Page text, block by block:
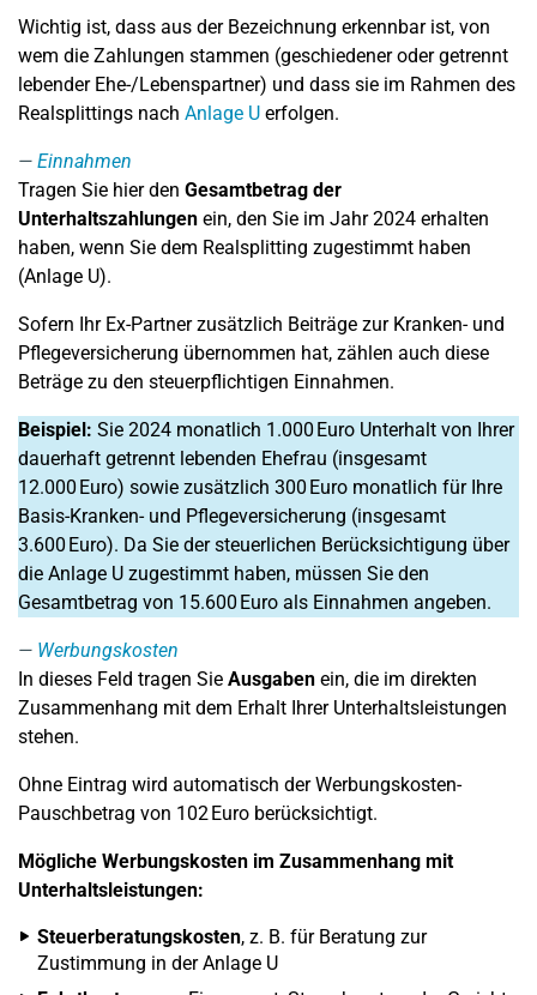
Wichtig ist, dass aus der Bezeichnung erkennbar ist, von
wem die Zahlungen stammen (geschiedener oder getrennt
lebender Ehe-/Lebenspartner) und dass sie im Rahmen des
Realsplittings nach Anlage U erfolgen.
Einnahmen
Tragen Sie hier den Gesamtbetrag der
Unterhaltszahlungen ein, den Sie im Jahr 2024 erhalten
haben, wenn Sie dem Realsplitting zugestimmt haben
(Anlage U).
Sofern Ihr Ex-Partner zusätzlich Beiträge zur Kranken- und
Pflegeversicherung übernommen hat, zählen auch diese
Beträge zu den steuerpflichtigen Einnahmen.
Beispiel: Sie 2024 monatlich 1.000 Euro Unterhalt von Ihrer
dauerhaft getrennt lebenden Ehefrau (insgesamt
12.000 Euro) sowie zusätzlich 300 Euro monatlich für Ihre
Basis-Kranken- und Pflegeversicherung (insgesamt
3.600 Euro). Da Sie der steuerlichen Berücksichtigung über
die Anlage U zugestimmt haben, müssen Sie den
Gesamtbetrag von 15.600 Euro als Einnahmen angeben.
Werbungskosten
In dieses Feld tragen Sie Ausgaben ein, die im direkten
Zusammenhang mit dem Erhalt Ihrer Unterhaltsleistungen
stehen.
Ohne Eintrag wird automatisch der Werbungskosten-
Pauschbetrag von 102 Euro berücksichtigt.
Mögliche Werbungskosten im Zusammenhang mit
Unterhaltsleistungen:
Steuerberatungskosten, z. B. für Beratung zur
Zustimmung in der Anlage U